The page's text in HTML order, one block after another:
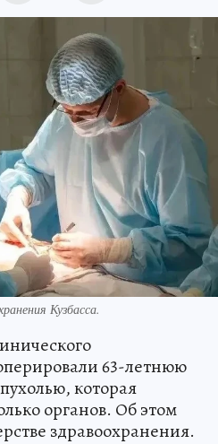
Кузбасса.
63-летнюю
которая
органов. Об этом
здравоохранения.